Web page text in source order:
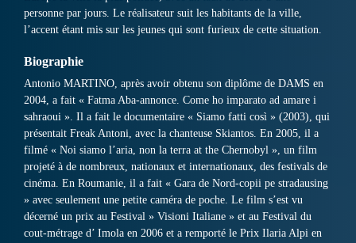
personne par jours. Le réalisateur suit les habitants de la ville,
l’accent étant mis sur les jeunes qui sont furieux de cette situation.
Biographie
Antonio MARTINO, après avoir obtenu son diplôme de DAMS en
2004, a fait « Fatma Aba-annonce. Come ho imparato ad amare i
sahraoui ». Il a fait le documentaire « Siamo fatti così » (2003), qui
présentait Freak Antoni, avec la chanteuse Skiantos. En 2005, il a
filmé « Noi siamo l’aria, non la terra at the Chernobyl », un film
projeté à de nombreux, nationaux et internationaux, des festivals de
cinéma. En Roumanie, il a fait « Gara de Nord-copii pe stradausing
» avec seulement une petite caméra de poche. Le film s’est vu
décerné un prix au Festival » Visioni Italiane » et au Festival du
cout-métrage d’ Imola en 2006 et a remporté le Prix Ilaria Alpi en